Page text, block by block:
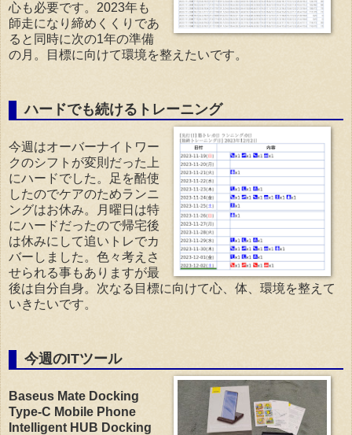
心も必要です。2023年も
師走になり締めくくりであ
ると同時に次の1年の準備
の月。目標に向けて環境を整えたいです。
ハードでも続けるトレーニング
今週はオーバーナイトワー
クのシフトが変則だった上
にハードでした。足を酷使
したのでケアのためランニ
ングはお休み。月曜日は特
にハードだったので帰宅後
は休みにして追いトレでカ
バーしました。色々考えさ
せられる事もありますが最
後は自分自身。次なる目標に向けて心、体、環境を整えて
いきたいです。
今週のITツール
Baseus Mate Docking
Type-C Mobile Phone
Intelligent HUB Docking